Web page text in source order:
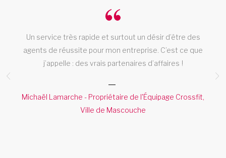
Un service très rapide et surtout un désir d’être des
agents de réussite pour mon entreprise. C’est ce que
j’appelle : des vrais partenaires d’affaires !
Michaël Lamarche - Propriétaire de l'Équipage Crossfit,
Ville de Mascouche